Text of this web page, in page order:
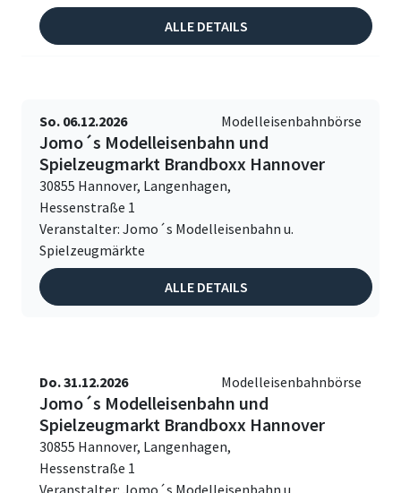
ALLE DETAILS
So. 06.12.2026 Modelleisenbahnbörse
Jomo´s Modelleisenbahn und
Spielzeugmarkt Brandboxx Hannover
30855 Hannover, Langenhagen,
Hessenstraße 1
Veranstalter: Jomo´s Modelleisenbahn u.
Spielzeugmärkte
ALLE DETAILS
Do. 31.12.2026 Modelleisenbahnbörse
Jomo´s Modelleisenbahn und
Spielzeugmarkt Brandboxx Hannover
30855 Hannover, Langenhagen,
Hessenstraße 1
Veranstalter: Jomo´s Modelleisenbahn u.